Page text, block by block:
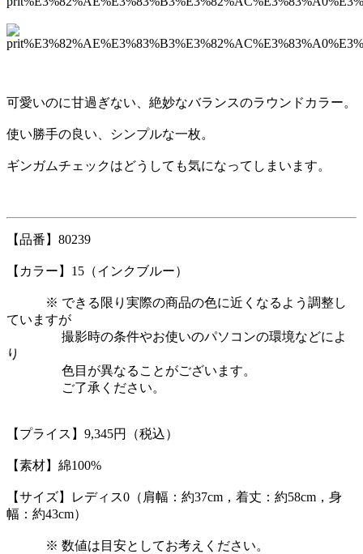
可愛いのに甘過ぎない、絶妙なバランスのラウンドカラー。
使い勝手の良い、シンプルな一枚。
ギンガムチェックはどうしても気になってしまいます。
【品番】80239
【カラー】15（インクブルー）
※ できる限り実際の商品の色に近くなるよう調整し
ていますが
撮影時の条件やお使いのパソコンの環境などによ
り
色目が異なることがございます。
ご了承ください。
【プライス】9,345円（税込）
【素材】綿100%
【サイズ】レディス0（肩幅：約37cm，着丈：約58cm，身
幅：約43cm）
※ 数値は目安としてお考えください。